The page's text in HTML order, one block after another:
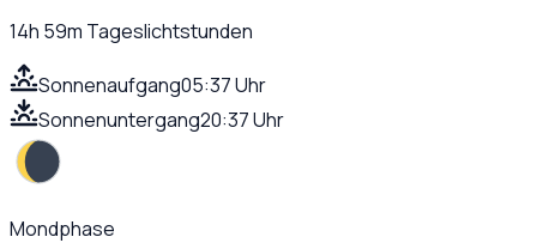
14h 59m Tageslichtstunden
Sonnenaufgang05:37 Uhr
Sonnenuntergang20:37 Uhr
Mondphase